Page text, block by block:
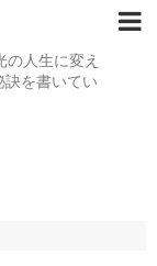
人生に変え
訣を書いてい